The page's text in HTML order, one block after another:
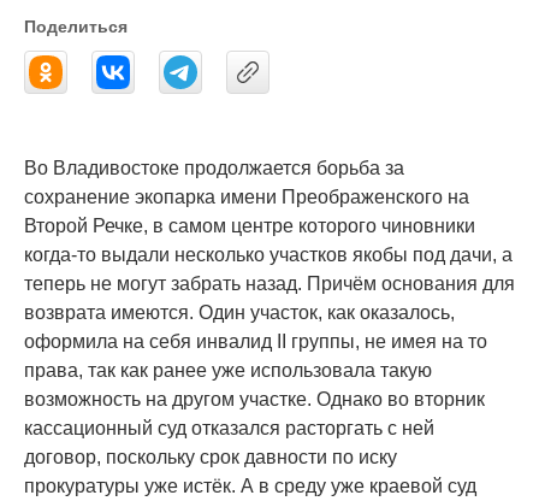
Поделиться
Во Владивостоке продолжается борьба за
сохранение экопарка имени Преображенского на
Второй Речке, в самом центре которого чиновники
когда-то выдали несколько участков якобы под дачи, а
теперь не могут забрать назад. Причём основания для
возврата имеются. Один участок, как оказалось,
оформила на себя инвалид II группы, не имея на то
права, так как ранее уже использовала такую
возможность на другом участке. Однако во вторник
кассационный суд отказался расторгать с ней
договор, поскольку срок давности по иску
прокуратуры уже истёк. А в среду уже краевой суд